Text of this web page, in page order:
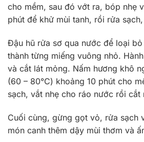
cho mềm, sau đó vớt ra, bóp nhẹ
phút để khử mùi tanh, rồi rửa
Đậu hũ rửa sơ qua nước để loại
thành từng miếng vuông nhỏ.
và cắt lát mỏng. Nấm hương khô
(60 – 80°C) khoảng 10 phút cho
sạch, vắt nhẹ cho ráo nước rồi cắt
Cuối cùng, gừng gọt vỏ, rửa sạch
món canh thêm dậy mùi thơm và